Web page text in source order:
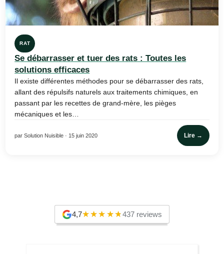
RAT
Se débarrasser et tuer des rats : Toutes les
solutions efficaces
Il existe différentes méthodes pour se débarrasser des rats,
allant des répulsifs naturels aux traitements chimiques, en
passant par les recettes de grand-mère, les pièges
mécaniques et les…
par Solution Nuisible · 15 juin 2020 Lire →
4,7 437 reviews